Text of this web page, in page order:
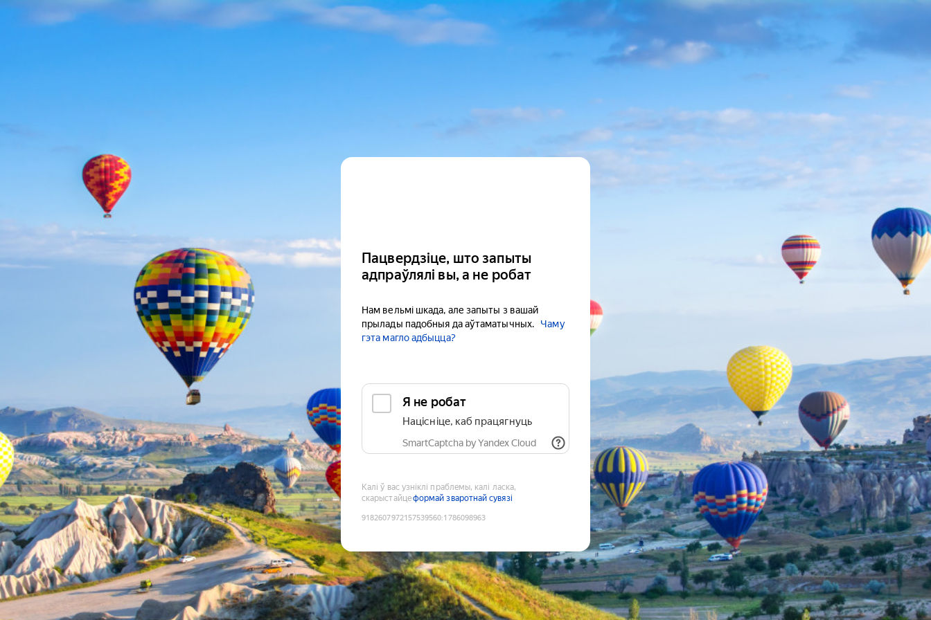
Пацвердзіце, што запыты
адпраўлялі вы, а не робат
Нам вельмі шкада, але запыты з вашай
прылады падобныя да аўтаматычных.
Чаму
гэта магло адбыцца?
Я не робат
Націсніце, каб працягнуць
SmartCaptcha by Yandex Cloud
Калі ў вас узніклі праблемы, калі ласка,
скарыстайцеформай зваротнай сувязі
9182607972157539560:1786098963